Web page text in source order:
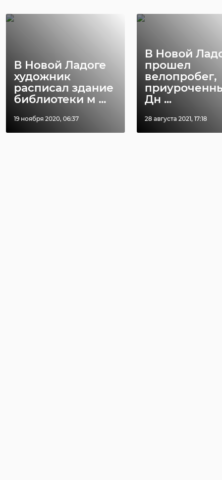
В Новой Ладоге
художник
расписал здание
библиотеки м ...
19 ноября 2020, 06:37
В Новой
прошел
велопробег,
Дн ...
28 августа 2021, 17:18